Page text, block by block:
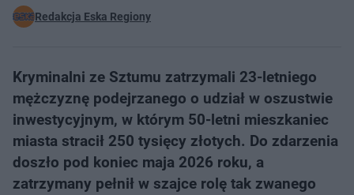
Redakcja Eska Regiony
Kryminalni ze Sztumu zatrzymali 23-letniego
mężczyznę podejrzanego o udział w oszustwie
inwestycyjnym, w którym 50-letni mieszkaniec
miasta stracił 250 tysięcy złotych. Do zdarzenia
doszło pod koniec maja 2026 roku, a
zatrzymany pełnił w szajce rolę tak zwanego